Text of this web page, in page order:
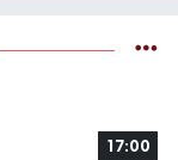
17:00